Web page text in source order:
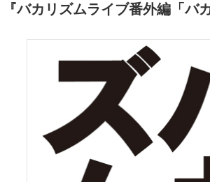
『バカリズムライブ番外編「バ